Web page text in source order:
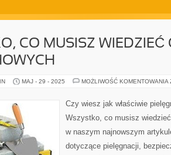
CO MUSISZ WIEDZIEĆ
MAJ - 29 - 2025 MOŻLIWOŚĆ KOMENTOWANIA
Czy wiesz jak właściwie
Wszystko, co musisz
w naszym najnowszym
dotyczące pielęgnacji,